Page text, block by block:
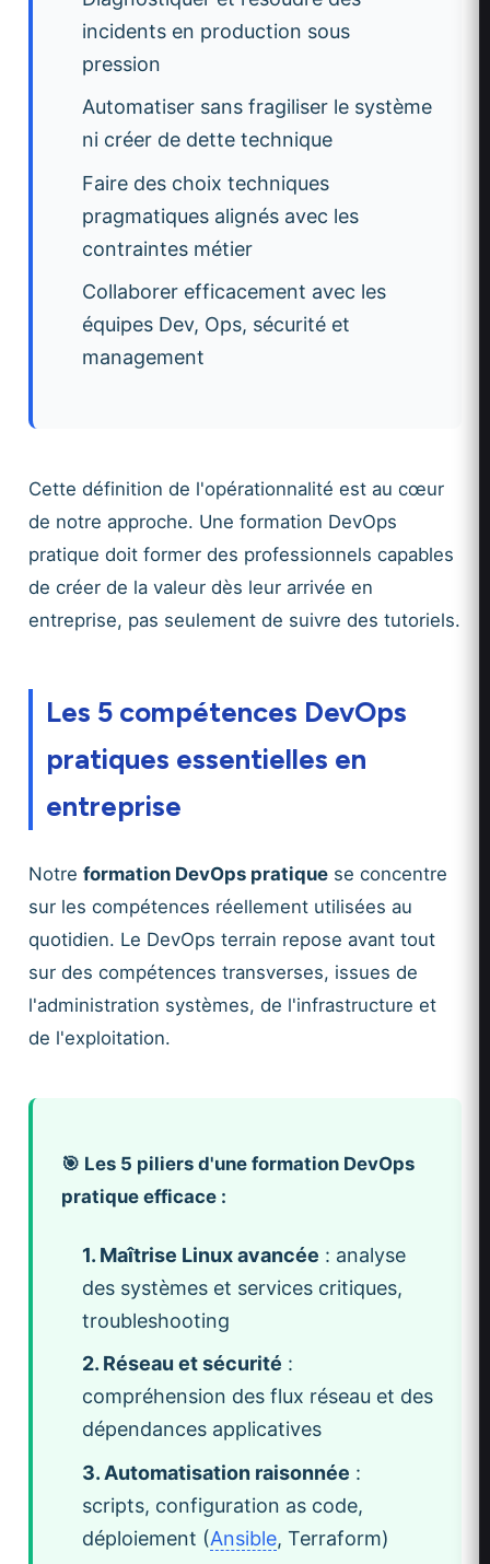
incidents en production sous
pression
Automatiser sans fragiliser le système
ni créer de dette technique
Faire des choix techniques
pragmatiques alignés avec les
contraintes métier
Collaborer efficacement avec les
équipes Dev, Ops, sécurité et
management
Cette définition de l'opérationnalité est au cœur
de notre approche. Une formation DevOps
pratique doit former des professionnels capables
de créer de la valeur dès leur arrivée en
entreprise, pas seulement de suivre des tutoriels.
Les 5 compétences DevOps
pratiques essentielles en
entreprise
Notre formation DevOps pratique se concentre
sur les compétences réellement utilisées au
quotidien. Le DevOps terrain repose avant tout
sur des compétences transverses, issues de
l'administration systèmes, de l'infrastructure et
de l'exploitation.
🎯 Les 5 piliers d'une formation DevOps
pratique efficace :
1. Maîtrise Linux avancée : analyse
des systèmes et services critiques,
troubleshooting
2. Réseau et sécurité :
compréhension des flux réseau et des
dépendances applicatives
3. Automatisation raisonnée :
scripts, configuration as code,
déploiement (Ansible, Terraform)